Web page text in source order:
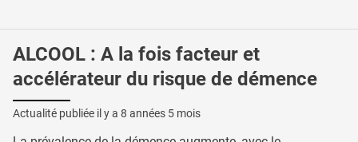
ALCOOL : A la fois facteur et
accélérateur du risque de démence
Actualité publiée il y a 8 années 5 mois